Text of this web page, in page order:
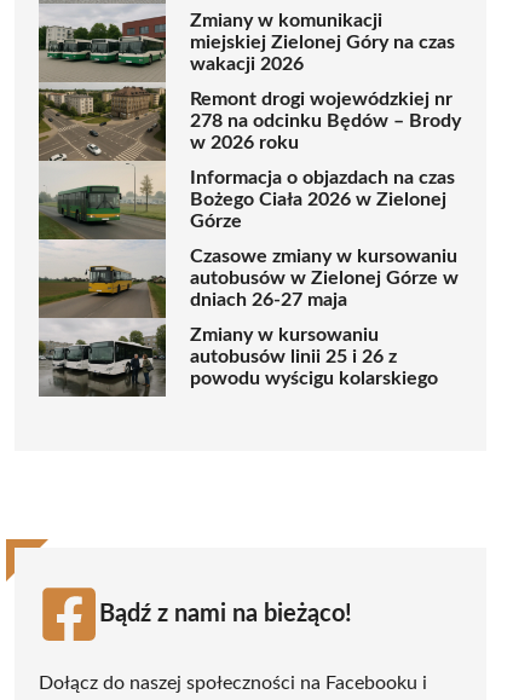
Zmiany w komunikacji
miejskiej Zielonej Góry na czas
wakacji 2026
Remont drogi wojewódzkiej nr
278 na odcinku Będów – Brody
w 2026 roku
Informacja o objazdach na czas
Bożego Ciała 2026 w Zielonej
Górze
Czasowe zmiany w kursowaniu
autobusów w Zielonej Górze w
dniach 26-27 maja
Zmiany w kursowaniu
autobusów linii 25 i 26 z
powodu wyścigu kolarskiego
Bądź z nami na bieżąco!
Dołącz do naszej społeczności na Facebooku i